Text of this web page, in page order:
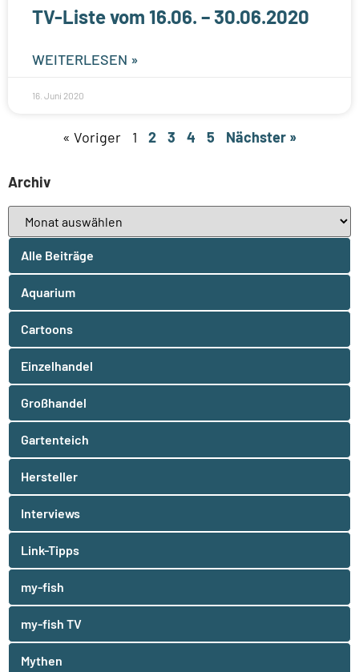
TV-Liste vom 16.06. – 30.06.2020
WEITERLESEN »
16. Juni 2020
« Voriger 1 2 3 4 5 Nächster »
Archiv
Alle Beiträge
Aquarium
Cartoons
Einzelhandel
Großhandel
Gartenteich
Hersteller
Interviews
Link-Tipps
my-fish
my-fish TV
Mythen